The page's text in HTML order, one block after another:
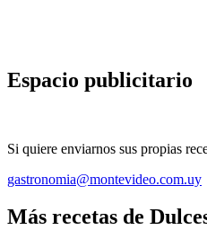
Espacio publicitario
Si quiere enviarnos sus propias
gastronomia@montevideo.com.uy
Más recetas de